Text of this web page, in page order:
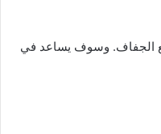
الجفاف. وسوف يساعد في